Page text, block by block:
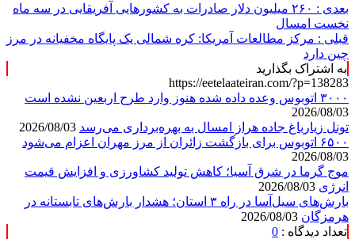
بعدی :
۲۶۰ میلیون دلار صادرات به کشورهایی آفریقایی در سه ماه
نخست امسال
قبلی : مرکز مطالعات آمریکا: کره شمالی یک پایگاه مخفیانه در مرز
چین دارد
به اشتراک بگذارید
https://eetelaateiran.com/?p=138283
۳۰۰۰ اتوبوس وعده داده شده هنوز وارد طرح اربعین نشده است
2026/08/03
تونل زیارباغ جاده هراز امسال به بهره‌برداری می‌رسد
۶۵۰۰ اتوبوس برای بازگشت زائران از مرز مهران اعزام می‌شود
2026/08/03
موج گرما در شرق آسیا؛ کاهش تولید کشاورزی و افزایش قیمت
انرژی
بارش‌های سیل‌آسا در راه ۳ استان؛ هشدار بارش‌های تابستانه در
هرمزگان
تعداد دیدگاه : 0